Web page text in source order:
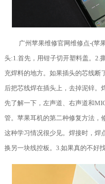
广州苹果维修官网维修点-(苹
头:1.首先，用钳子切开塑料盖。2.
充焊料的地方。如果插头的芯线断
后把芯线焊在插头上，去掉泥锌。
先了解一下，左声道、右声道和
管。苹果耳机的第二种修复方法，
这种学习情况很少见。焊接时，焊
换另一块线控板。3.如果真的不好